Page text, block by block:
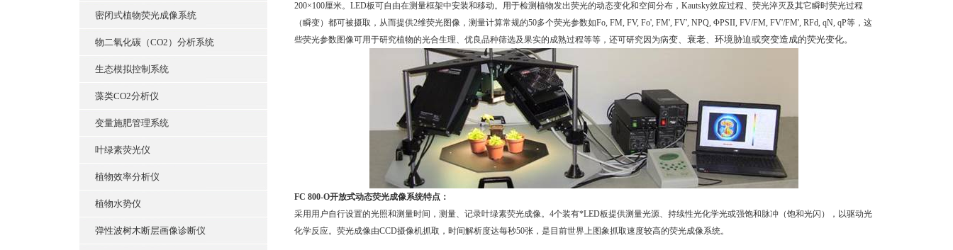
密闭式植物荧光成像系统
物二氧化碳（CO2）分析系统
生态模拟控制系统
藻类CO2分析仪
变量施肥管理系统
叶绿素荧光仪
植物效率分析仪
植物水势仪
弹性波树木断层画像诊断仪
200×100厘米。LED板可自由在测量框架中安装和移动。用于检测植物发出荧光的动态变化和空间分布，Kautsky效应过程、荧光淬灭及其它瞬时荧光过程
（瞬变）都可被摄取，从而提供2维荧光图像，测量计算常规的50多个荧光参数如Fo, FM, FV, Fo', FM', FV', NPQ, ΦPSII, FV/FM, FV'/FM', RFd, qN, qP等，这
些荧光参数图像可用于研究植物的光合生理、优良品种筛选及果实的成熟过程等等，还可研究因为病变、衰老、环境胁迫或突变造成的荧光变化。
FC 800-O开放式动态荧光成像系统特点：
采用用户自行设置的光照和测量时间，测量、记录叶绿素荧光成像。4个装有*LED板提供测量光源、持续性光化学光或强饱和脉冲（饱和光闪），以驱动光
化学反应。荧光成像由CCD摄像机抓取，时间解析度达每秒50张，是目前世界上图象抓取速度较高的荧光成像系统。